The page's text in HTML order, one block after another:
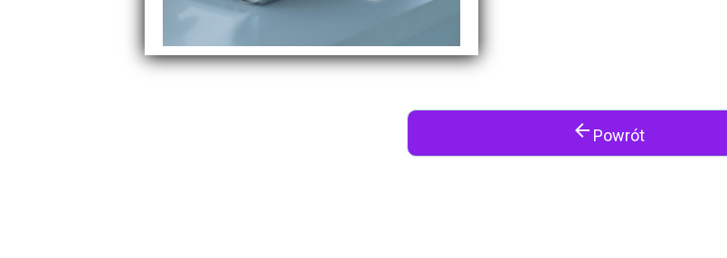
arrow_back Powrót